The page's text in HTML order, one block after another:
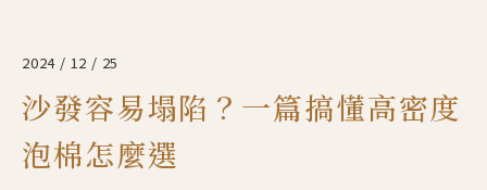
2024 / 12 / 25
沙發容易塌陷？一篇搞懂高密度
泡棉怎麼選